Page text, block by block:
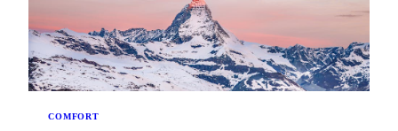
COMFORT